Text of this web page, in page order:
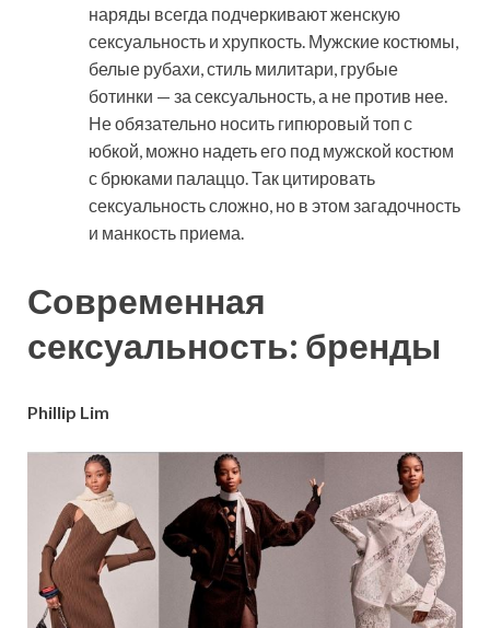
наряды всегда подчеркивают женскую
сексуальность и хрупкость. Мужские костюмы,
белые рубахи, стиль милитари, грубые
ботинки — за сексуальность, а не против нее.
Не обязательно носить гипюровый топ с
юбкой, можно надеть его под мужской костюм
с брюками палаццо. Так цитировать
сексуальность сложно, но в этом загадочность
и манкость приема.
Современная
сексуальность: бренды
Phillip Lim